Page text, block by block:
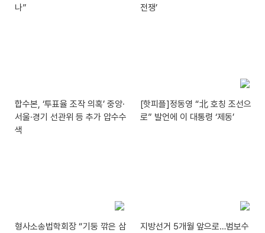
나”
전쟁’
합수본, ‘투표율 조작 의혹’ 중앙·
서울·경기 선관위 등 추가 압수수
색
[핫피플]정동영 “北 호칭 조선으
로” 발언에 이 대통령 ‘제동’
형사소송법학회장 “기둥 깎은 삼
지방선거 5개월 앞으로…범보수